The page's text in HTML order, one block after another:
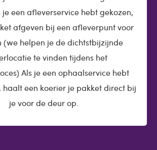
je een afleverservice hebt gekozen,
afgeven bij een afleverpunt voor
(we helpen je de dichtstbijzijnde
te vinden tijdens het
Als je een ophaalservice hebt
haalt een koerier je pakket direct bij
je voor de deur op.